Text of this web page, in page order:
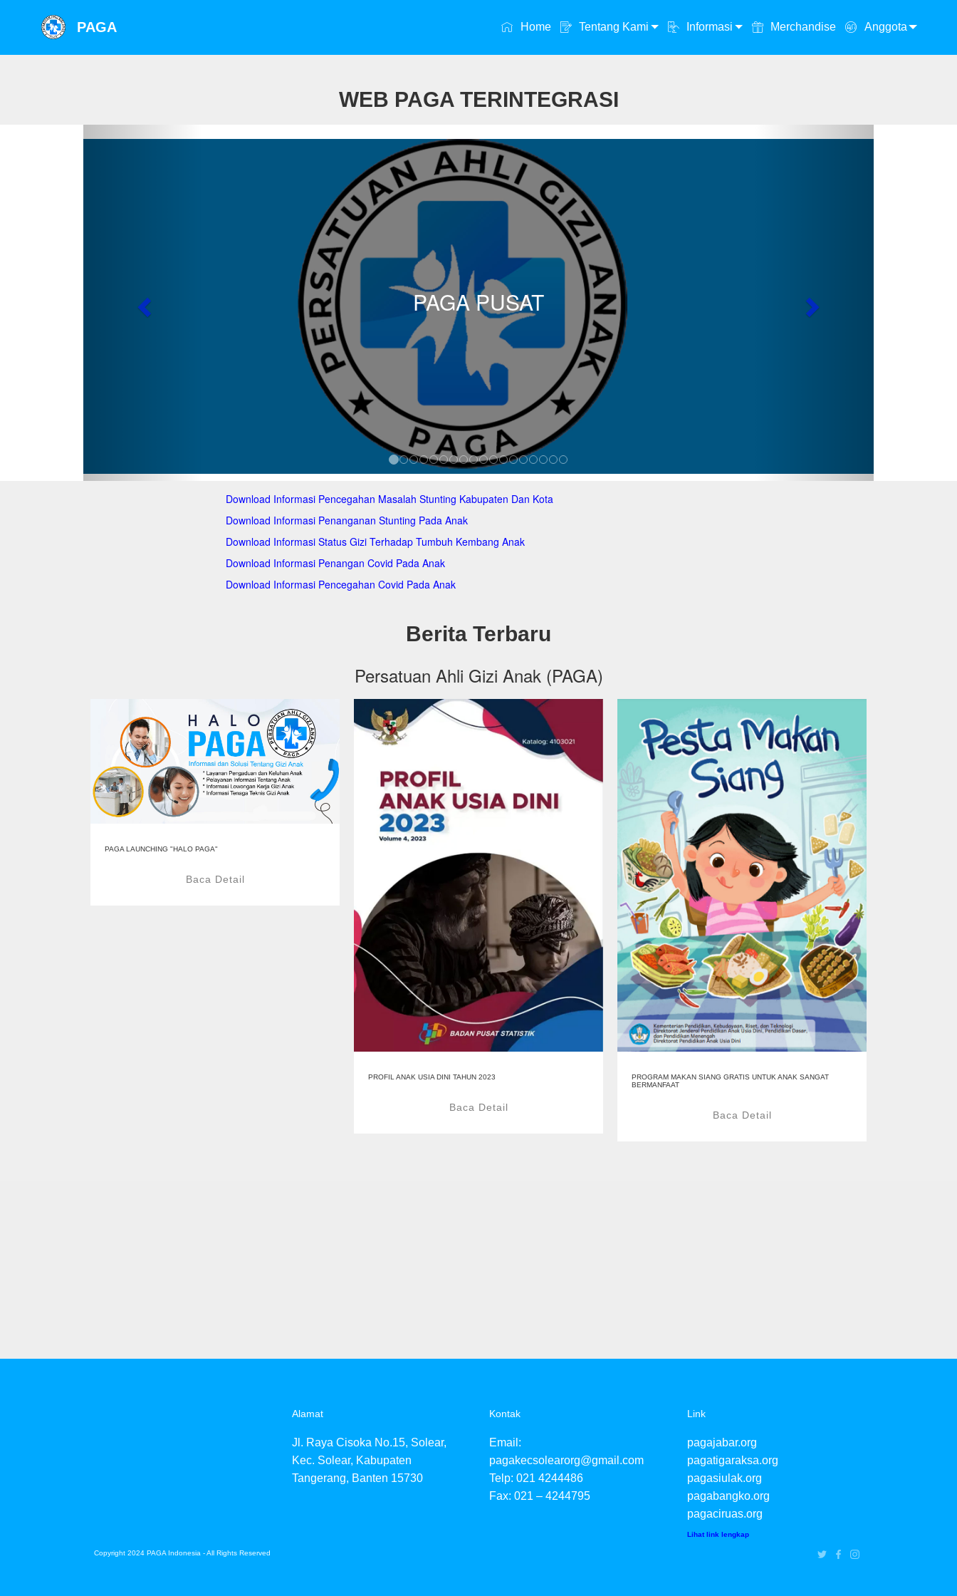
PAGA Home Tentang Kami Informasi Merchandise Anggota
WEB PAGA TERINTEGRASI
PAGA PUSAT
Previous Next
Download Informasi Pencegahan Masalah Stunting Kabupaten Dan Kota
Download Informasi Penanganan Stunting Pada Anak
Download Informasi Status Gizi Terhadap Tumbuh Kembang Anak
Download Informasi Penangan Covid Pada Anak
Download Informasi Pencegahan Covid Pada Anak
Berita Terbaru
Persatuan Ahli Gizi Anak (PAGA)
PAGA LAUNCHING "HALO PAGA"
Baca Detail
PROFIL ANAK USIA DINI TAHUN 2023
Baca Detail
PROGRAM MAKAN SIANG GRATIS UNTUK ANAK SANGAT
BERMANFAAT
Baca Detail
Alamat
Jl. Raya Cisoka No.15, Solear,
Kec. Solear, Kabupaten
Tangerang, Banten 15730
Kontak
Email:
pagakecsolearorg@gmail.com
Telp: 021 4244486
Fax: 021 – 4244795
Link
pagajabar.org
pagatigaraksa.org
pagasiulak.org
pagabangko.org
pagaciruas.org
Lihat link lengkap
Copyright 2024 PAGA Indonesia - All Rights Reserved